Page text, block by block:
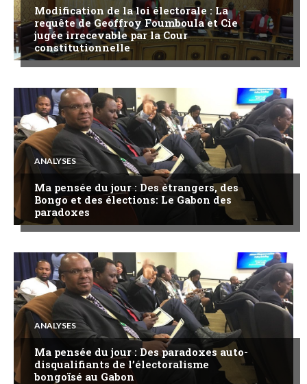
Modification de la loi électorale : La
requête de Geoffroy Foumboula et Cie
jugée irrecevable par la Cour
constitutionnelle
ANALYSES
Ma pensée du jour : Des étrangers, des
Bongo et des élections: Le Gabon des
paradoxes
ANALYSES
Ma pensée du jour : Des paradoxes auto-
disqualifiants de l’électoralisme
bongoïsé au Gabon